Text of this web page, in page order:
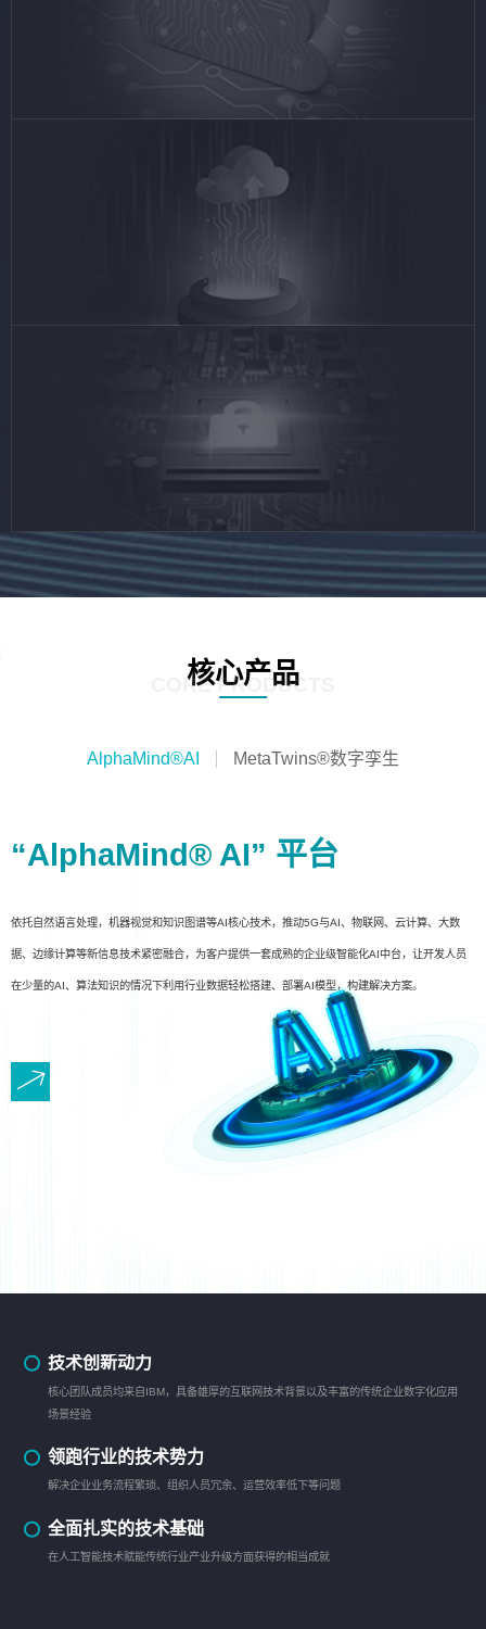
核心产品
CORE PRODUCTS
AlphaMind®AI MetaTwins®数字孪生
“AlphaMind® AI” 平台
依托自然语言处理，机器视觉和知识图谱等AI核心技术，推动5G与AI、物联网、云计算、大数
据、边缘计算等新信息技术紧密融合，为客户提供一套成熟的企业级智能化AI中台，让开发人员
在少量的AI、算法知识的情况下利用行业数据轻松搭建、部署AI模型，构建解决方案。
技术创新动力
核心团队成员均来自IBM，具备雄厚的互联网技术背景以及丰富的传统企业数字化应用
场景经验
领跑行业的技术势力
解决企业业务流程繁琐、组织人员冗余、运营效率低下等问题
全面扎实的技术基础
在人工智能技术赋能传统行业产业升级方面获得的相当成就